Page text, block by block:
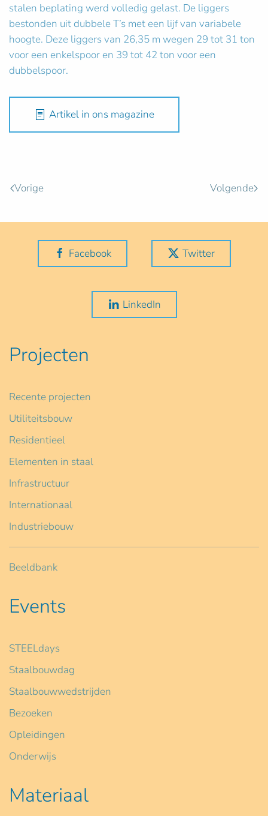
stalen beplating werd volledig gelast. De liggers
bestonden uit dubbele T’s met een lijf van variabele
hoogte. Deze liggers van 26,35 m wegen 29 tot 31 ton
voor een enkelspoor en 39 tot 42 ton voor een
dubbelspoor.
Artikel in ons magazine
Vorige Volgende
Facebook Twitter
LinkedIn
Projecten
Recente projecten
Utiliteitsbouw
Residentieel
Elementen in staal
Infrastructuur
Internationaal
Industriebouw
Beeldbank
Events
STEELdays
Staalbouwdag
Staalbouwwedstrijden
Bezoeken
Opleidingen
Onderwijs
Materiaal